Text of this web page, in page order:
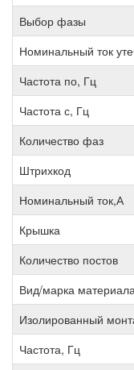
Выбор фазы
Номинальный ток
Частота по, Гц
Частота с, Гц
Количество фаз
Штрихкод
Номинальный ток,А
Крышка
Количество постов
Вид/марка
Изолированный
Частота, Гц